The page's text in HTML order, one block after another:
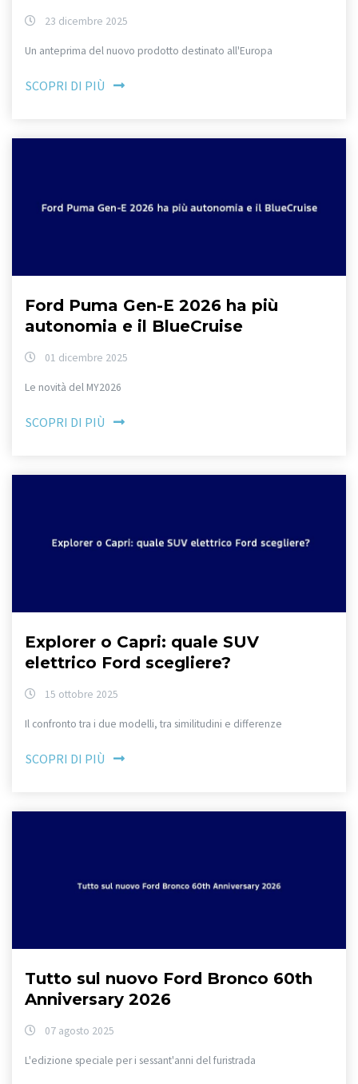
23 dicembre 2025
Un anteprima del nuovo prodotto destinato all'Europa
SCOPRI DI PIÙ
Ford Puma Gen-E 2026 ha più
autonomia e il BlueCruise
01 dicembre 2025
Le novità del MY2026
SCOPRI DI PIÙ
Explorer o Capri: quale SUV
elettrico Ford scegliere?
15 ottobre 2025
Il confronto tra i due modelli, tra similitudini e differenze
SCOPRI DI PIÙ
Tutto sul nuovo Ford Bronco 60th
Anniversary 2026
07 agosto 2025
L'edizione speciale per i sessant'anni del furistrada